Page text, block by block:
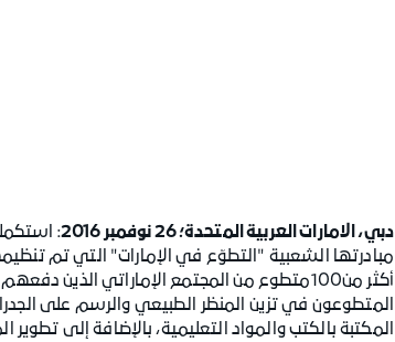
دبي، الامارات العربية المتحدة؛ 26 نوفمبر 2016
:
أكثر من100متطوع من المجتمع الإماراتي
المتطوعون في تزين المنظر الطبيعي والرسم على
المكتبة بالكتب والمواد التعليمية، بالإضافة إلى